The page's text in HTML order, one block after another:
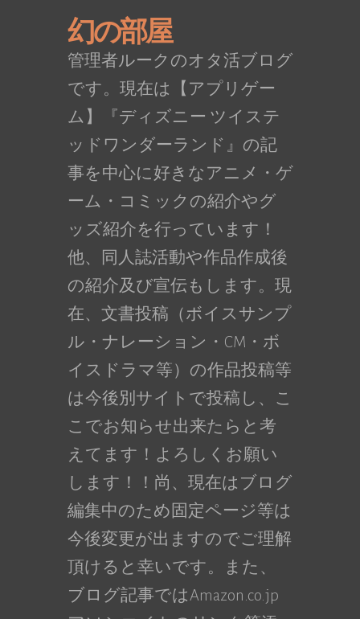
幻の部屋
管理者ルークのオタ活ブログ
です。現在は【アプリゲー
ム】『ディズニー ツイステ
ッドワンダーランド』の記
事を中心に好きなアニメ・ゲ
ーム・コミックの紹介やグ
ッズ紹介を行っています！
他、同人誌活動や作品作成後
の紹介及び宣伝もします。現
在、文書投稿（ボイスサンプ
ル・ナレーション・CM・ボ
イスドラマ等）の作品投稿等
は今後別サイトで投稿し、こ
こでお知らせ出来たらと考
えてます！よろしくお願い
します！！尚、現在はブログ
編集中のため固定ページ等は
今後変更が出ますのでご理解
頂けると幸いです。また、
ブログ記事ではAmazon.co.jp